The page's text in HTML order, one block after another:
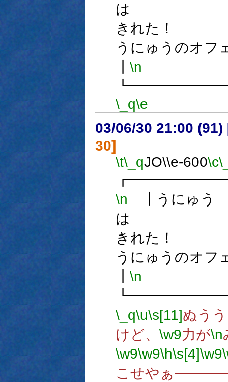
き
うにゅうのオ
\n
\_q\e
03/06/30 21:00 (91)
30]
\t\_qJO\\e-600\c
\n ┃うにゅう
き
うにゅうのオ
\n
\_q\u\s[11]ぬう
けど、 \w9力が\n
\w9\w9\h\s[4]\w9
こせやぁ